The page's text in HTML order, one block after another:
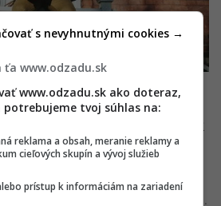
najromantickejší darček
a romantickom priateľovi,
prekvapí, poteší a nadchne…Tiež ...
ťa www.odzadu.sk
www.odzadu.sk ako doteraz,
potrebujeme tvoj súhlas na:
reklama a obsah, meranie reklamy a
cieľových skupín a vývoj služieb
prístup k informáciám na zariadení
s nevyhnutnými cookies →